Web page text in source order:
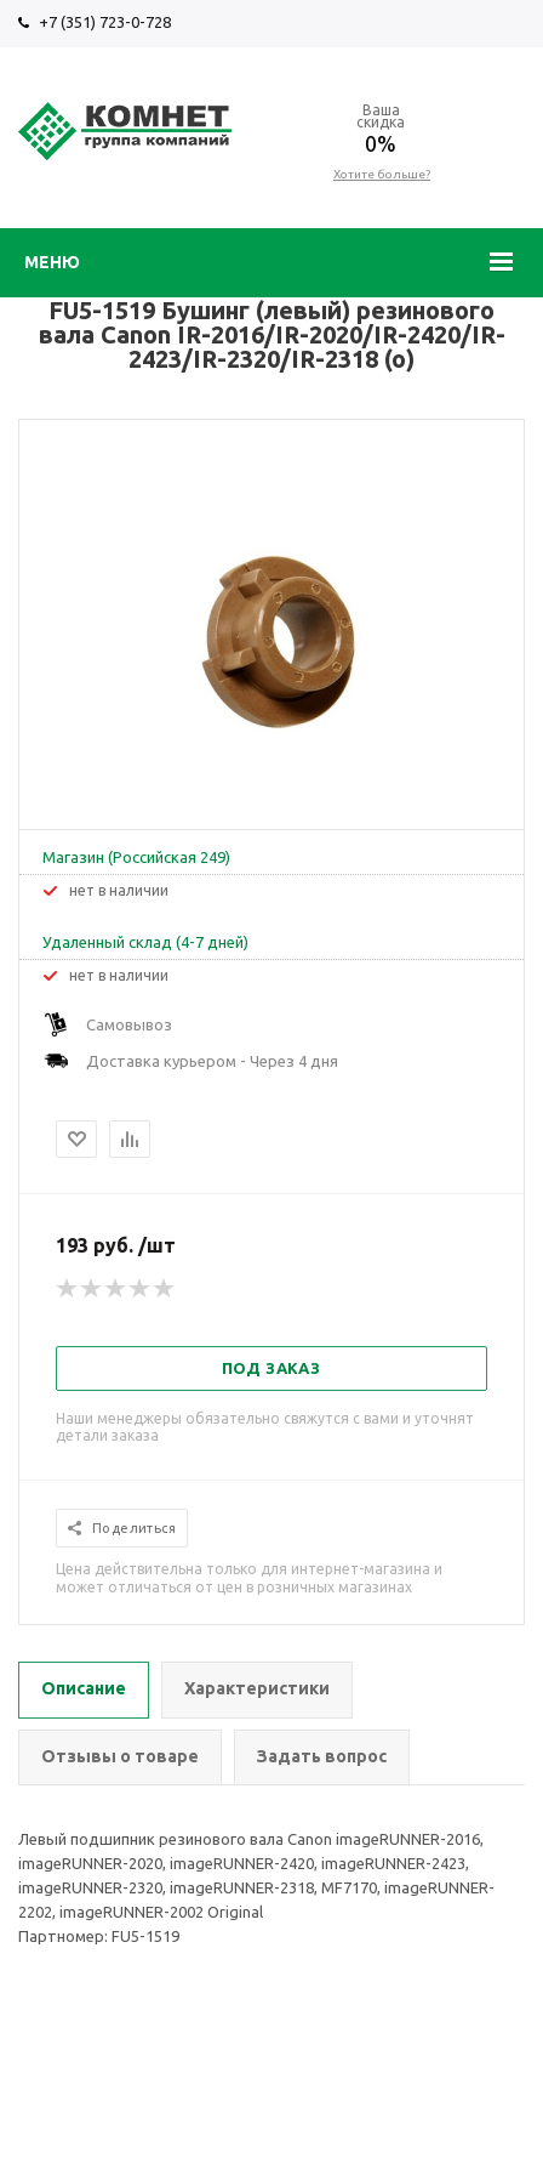
+7 (351) 723-0-728
МЕНЮ
Ваша
скидка
0%
Хотите больше?
FU5-1519 Бушинг (левый) резинового
вала Canon IR-2016/IR-2020/IR-2420/IR-
2423/IR-2320/IR-2318 (o)
Магазин (Российская 249)
Нет в наличии
Удаленный склад (4-7 дней)
Нет в наличии
Самовывоз
Доставка курьером - Через 4 дня
193 руб. /шт
ПОД ЗАКАЗ
Наши менеджеры обязательно свяжутся с вами и уточнят
детали заказа
Поделиться
Цена действительна только для интернет-магазина и
может отличаться от цен в розничных магазинах
Описание Характеристики
Отзывы о товаре Задать вопрос
Левый подшипник резинового вала Canon imageRUNNER-2016,
imageRUNNER-2020, imageRUNNER-2420, imageRUNNER-2423,
imageRUNNER-2320, imageRUNNER-2318, MF7170, imageRUNNER-
2202, imageRUNNER-2002 Original
Партномер: FU5-1519